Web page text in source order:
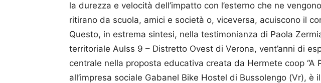
la durezza e velocità dell’impatto con l’esterno che ne
ritirano da scuola, amici e società o, viceversa, acuiscono il
Questo, in estrema sintesi, nella testimonianza di Paola
territoriale Aulss 9 – Distretto Ovest di Verona, vent’anni di
centrale nella proposta educativa creata da Hermete coop “A
all’impresa sociale Gabanel Bike Hostel di Bussolengo (Vr), è